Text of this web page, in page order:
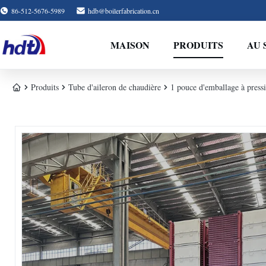
86-512-5676-5989 hdb@boilerfabrication.cn
MAISON PRODUITS AU
Produits Tube d'aileron de chaudière 1 pouce d'emballage à